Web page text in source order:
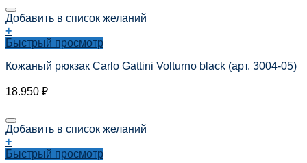
Добавить в список желаний
+
Быстрый просмотр
Кожаный рюкзак Carlo Gattini Volturno black (арт. 3004-05)
18.950 ₽
Добавить в список желаний
+
Быстрый просмотр